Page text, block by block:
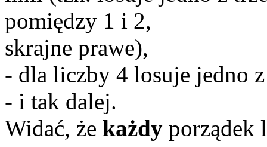
pomiędzy 1 i 2,
skrajne prawe),
- dla liczby 4 losuje jedno
- i tak dalej.
Widać, że każdy porządek